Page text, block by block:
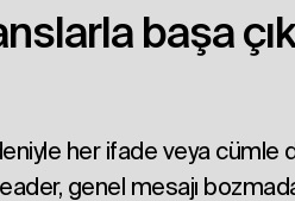
başa
her ifade veya cümle
genel mesajı